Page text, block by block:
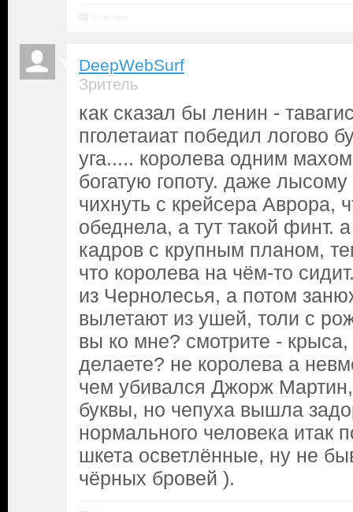
DeepWebSurf
Зритель
как сказал бы ленин -
пголетаиат победил логово
уга..... королева одним
богатую гопоту. даже
чихнуть с крейсера Аврора,
обеднела, а тут такой финт.
кадров с крупным планом,
что королева на чём-то
из Чернолесья, а потом
вылетают из ушей, толи с
вы ко мне? смотрите - крыса,
делаете? не королева а
чем убивался Джорж Мартин,
буквы, но чепуха вышла
нормального человека итак
шкета осветлённые, ну не
чёрных бровей ).